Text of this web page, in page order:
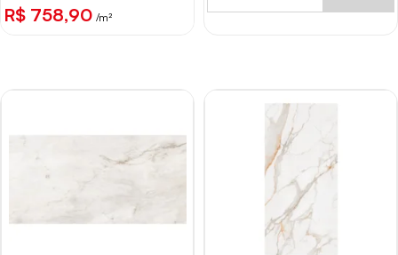
R$ 758,90 /m²